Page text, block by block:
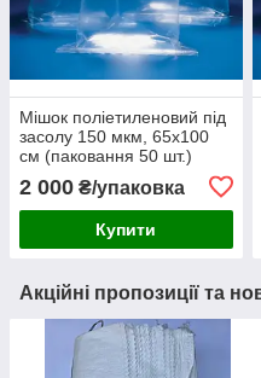
Мішок поліетиленовий під
засолу 150 мкм, 65х100
см (паковання 50 шт.)
2 000 ₴/упаковка
Купити
Акційні пропозиції та